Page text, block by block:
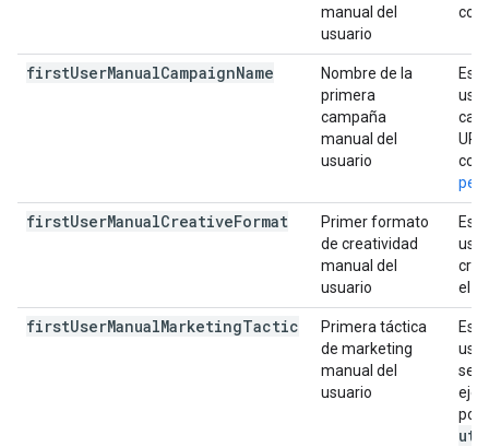
manual del
usuario
firstUserManualCampaignName
Nombre de la
primera
campaña
manual del
usuario
Es
URL
firstUserManualCreativeFormat
Primer formato
de creatividad
manual del
usuario
Es
el
firstUserManualMarketingTactic
Primera táctica
de marketing
manual del
usuario
Es
utm